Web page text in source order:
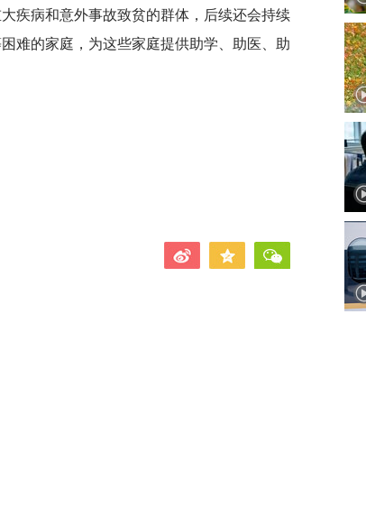
疾病和意外事故致贫的群体，后续还会持续
难的家庭，为这些家庭提供助学、助医、助